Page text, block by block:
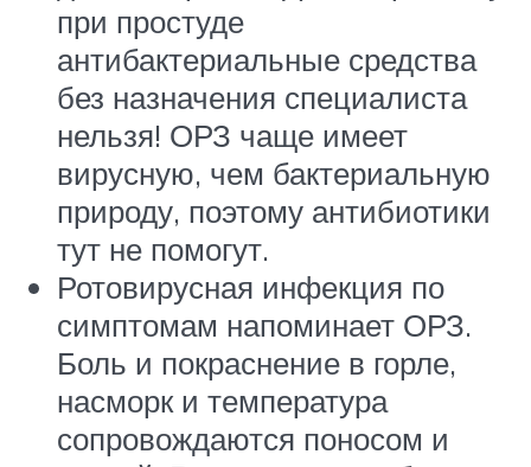
при простуде
антибактериальные средства
без назначения специалиста
нельзя! ОРЗ чаще имеет
вирусную, чем бактериальную
природу, поэтому антибиотики
тут не помогут.
Ротовирусная инфекция по
симптомам напоминает ОРЗ.
Боль и покраснение в горле,
насморк и температура
сопровождаются поносом и